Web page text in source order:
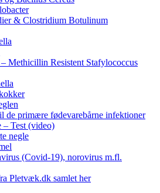
& Clostridium Botulinum
Methicillin Resistent Stafylococcus
de primære fødevarebårne infektioner
– Test (video)
negle
(Covid-19), norovirus m.fl.
Pletvæk.dk samlet her